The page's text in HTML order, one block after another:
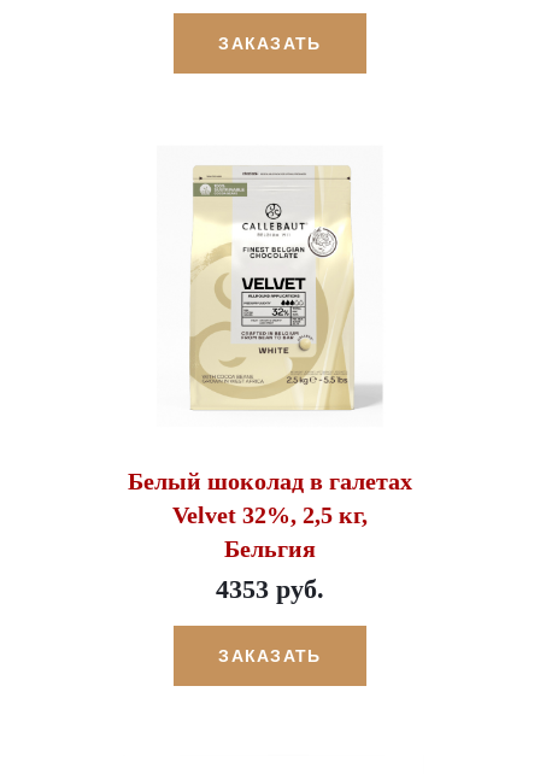
ЗАКАЗАТЬ
Белый шоколад в галетах
Velvet 32%, 2,5 кг,
Бельгия
4353 руб.
ЗАКАЗАТЬ